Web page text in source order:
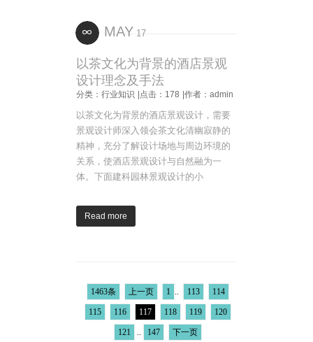
MAY 17
以茶文化为背景的酒店景观
设计理念及手法
分类：行业知识 |点击：178 |作者：admin
以茶文化为背景的酒店景观设计，需要
景观设计师深入领会茶文化清幽寂静的
精神，充分了解设计场地与周边环境的
关系，使酒店景观设计与自然融为一
体。下面建科园林景观设计的小
Read more
1463条 上一页 1 .. 113 114
115 116 117 118 119 120
121 .. 147 下一页